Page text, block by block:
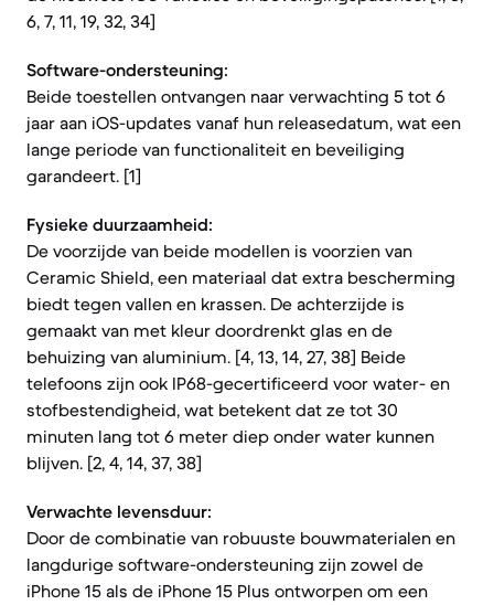
6, 7, 11, 19, 32, 34]
Software-ondersteuning:
Beide toestellen ontvangen naar verwachting 5 tot 6
jaar aan iOS-updates vanaf hun releasedatum, wat een
lange periode van functionaliteit en beveiliging
garandeert. [1]
Fysieke duurzaamheid:
De voorzijde van beide modellen is voorzien van
Ceramic Shield, een materiaal dat extra bescherming
biedt tegen vallen en krassen. De achterzijde is
gemaakt van met kleur doordrenkt glas en de
behuizing van aluminium. [4, 13, 14, 27, 38] Beide
telefoons zijn ook IP68-gecertificeerd voor water- en
stofbestendigheid, wat betekent dat ze tot 30
minuten lang tot 6 meter diep onder water kunnen
blijven. [2, 4, 14, 37, 38]
Verwachte levensduur:
Door de combinatie van robuuste bouwmaterialen en
langdurige software-ondersteuning zijn zowel de
iPhone 15 als de iPhone 15 Plus ontworpen om een